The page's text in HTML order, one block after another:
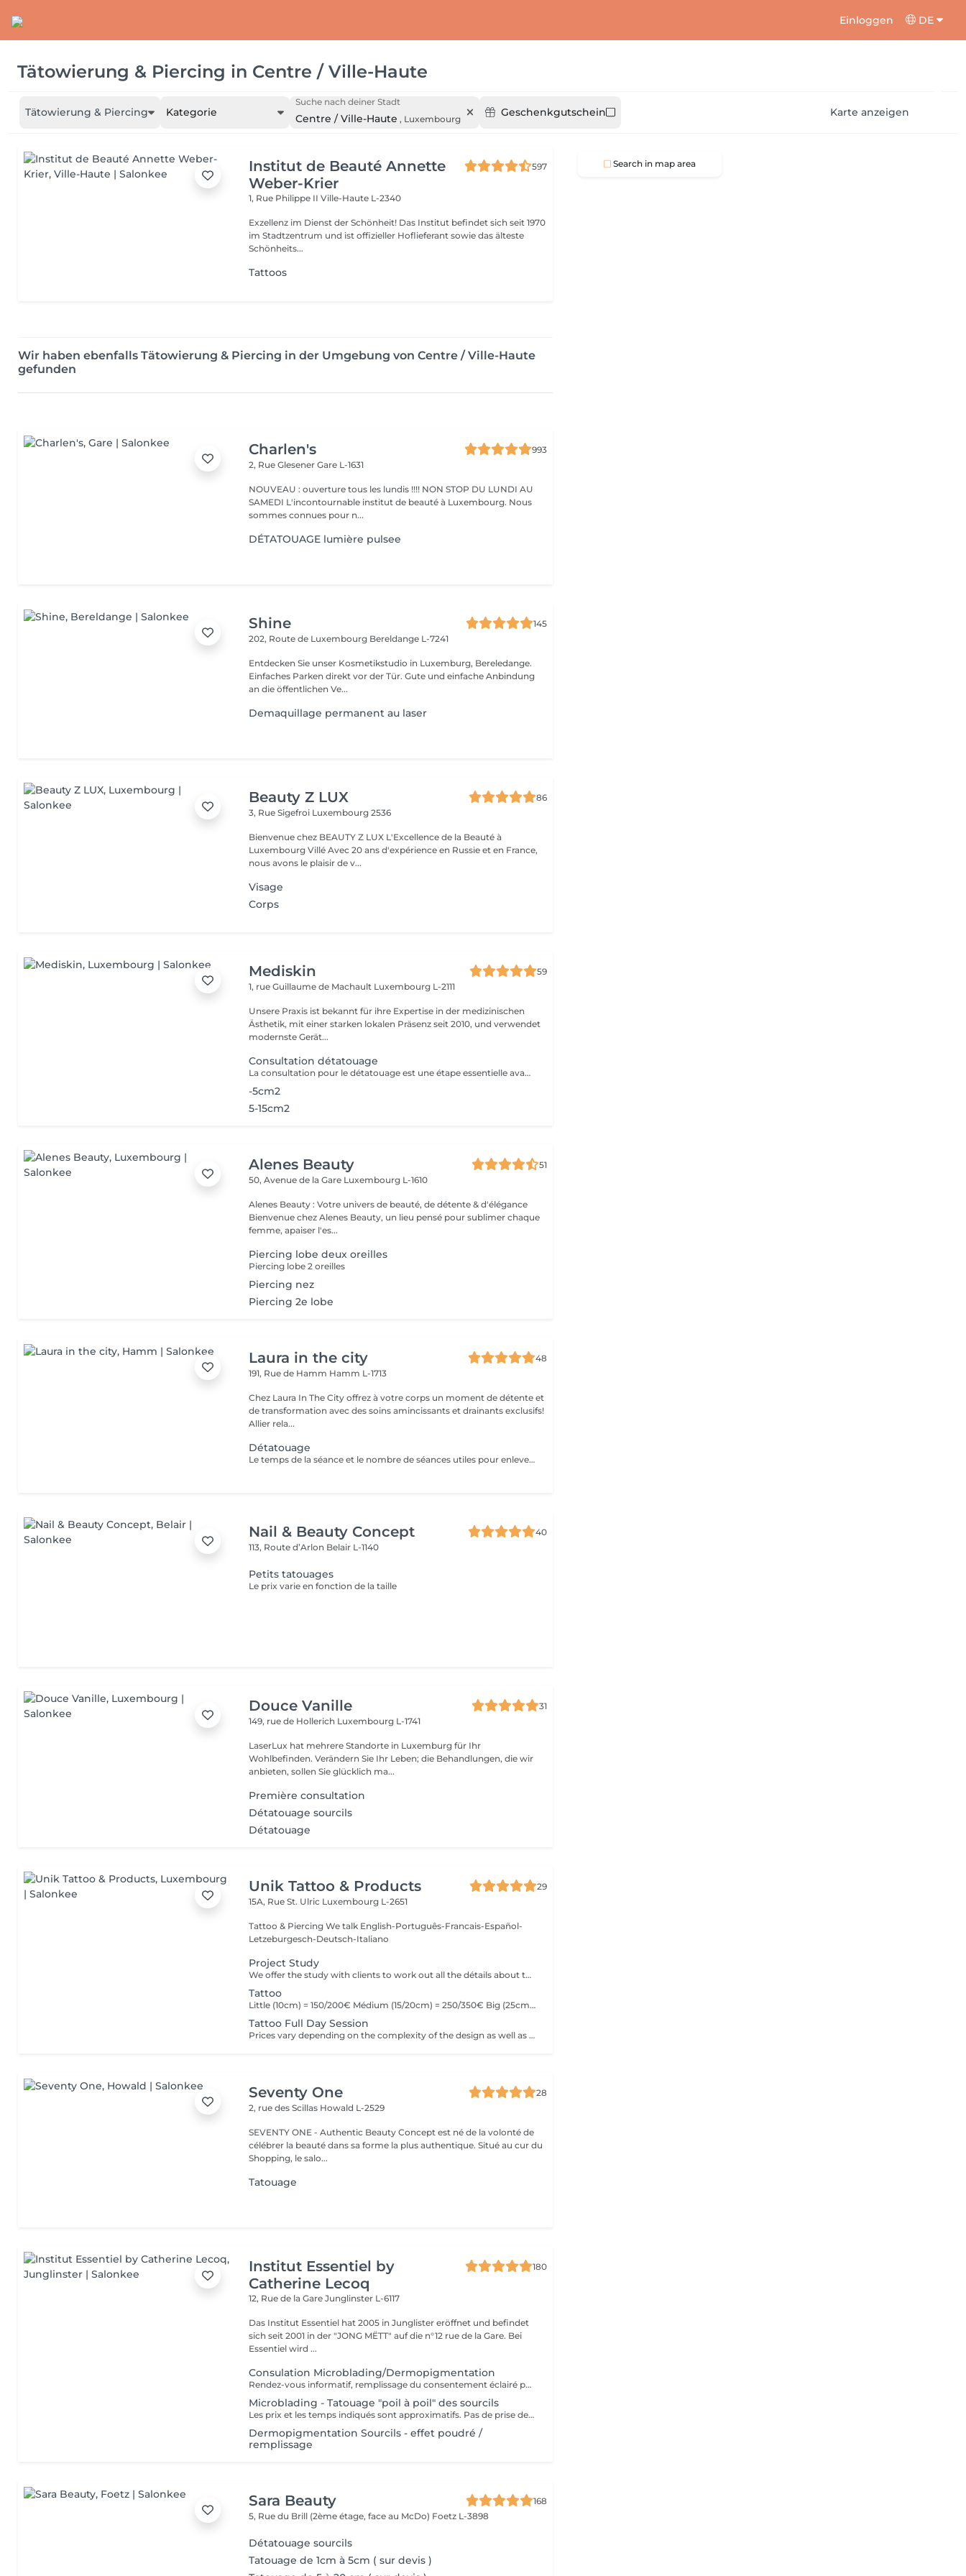
Einloggen DE
Tätowierung & Piercing in Centre / Ville-Haute
Tätowierung & Piercing Kategorie
Suche nach deiner Stadt
Centre / Ville-Haute , Luxembourg
Geschenkgutschein Karte anzeigen
Institut de Beauté Annette
Weber-Krier
597
1, Rue Philippe IIVille-Haute L-2340
Exzellenz im Dienst der Schönheit! Das Institut befindet sich seit 1970
im Stadtzentrum und ist offizieller Hoflieferant sowie das älteste
Schönheits...
Tattoos
Wir haben ebenfalls Tätowierung & Piercing in der Umgebung von Centre / Ville-Haute
gefunden
Charlen's
993
2, Rue GlesenerGare L-1631
NOUVEAU : ouverture tous les lundis !!!! NON STOP DU LUNDI AU
SAMEDI L'incontournable institut de beauté à Luxembourg. Nous
sommes connues pour n...
DÉTATOUAGE lumière pulsee
Shine
145
202, Route de Luxembourg Bereldange L-7241
Entdecken Sie unser Kosmetikstudio in Luxemburg, Bereledange.
Einfaches Parken direkt vor der Tür. Gute und einfache Anbindung
an die öffentlichen Ve...
Demaquillage permanent au laser
Beauty Z LUX
86
3, Rue Sigefroi Luxembourg 2536
Bienvenue chez BEAUTY Z LUX L'Excellence de la Beauté à
Luxembourg Villé Avec 20 ans d'expérience en Russie et en France,
nous avons le plaisir de v...
Visage
Corps
Mediskin
59
1, rue Guillaume de Machault Luxembourg L-2111
Unsere Praxis ist bekannt für ihre Expertise in der medizinischen
Ästhetik, mit einer starken lokalen Präsenz seit 2010, und verwendet
modernste Gerät...
Consultation détatouage
La consultation pour le détatouage est une étape essentielle avant le traitement. Elle permet d'évaluer la taille, les couleurs et la profondeur du tatouage, ainsi que le type de peau du patient. Le professionnel explique le déroulement du traitement, le nombre de séances nécessaires et les éventuels effets secondaires. C'est aussi le moment pour poser toutes vos questions et discuter des attentes en termes de résultats
-5cm2
5-15cm2
Alenes Beauty
51
50, Avenue de la Gare Luxembourg L-1610
Alenes Beauty : Votre univers de beauté, de détente & d'élégance
Bienvenue chez Alenes Beauty, un lieu pensé pour sublimer chaque
femme, apaiser l'es...
Piercing lobe deux oreilles
Piercing lobe 2 oreilles
Piercing nez
Piercing 2e lobe
Laura in the city
48
191, Rue de Hamm Hamm L-1713
Chez Laura In The City offrez à votre corps un moment de détente et
de transformation avec des soins amincissants et drainants exclusifs!
Allier rela...
Détatouage
Le temps de la séance et le nombre de séances utiles pour enlever le tatouage sont variables Le détatouage laser est une technique efficace qui fragmente les pigments d'encre sous la peau à l'aide de faisceaux de lumière, permettant ainsi au système immunitaire de les éliminer progressivement. Le processus nécessite généralement plusieurs séances, et son efficacité dépend de divers facteurs. Comment ça marche ? Le laser cible les particules d'encre et les chauffe pour les fragmenter en morceaux plus petits. Ces fragments sont ensuite naturellement évacués par le corps. Différents types de lasers, tels que le laser Picosure ou le laser Q-Switched, sont utilisés pour traiter efficacement différentes couleurs et profondeurs d'encre. Ce qu'il faut savoir Nombre de séances Le nombre de séances varie considérablement. Un tatouage amateur peut nécessiter 3 à 5 séances, tandis qu'un tatouage professionnel peut en exiger 4 à 12, voire plus, pour une disparition complète. Résultats progressifs L'éclaircissement de l'encre est visible après chaque séance, mais le tatouage complet s'estompe progressivement au fil du temps.
Nail & Beauty Concept
40
113, Route d’Arlon Belair L-1140
Petits tatouages
Le prix varie en fonction de la taille
Douce Vanille
31
149, rue de Hollerich Luxembourg L-1741
LaserLux hat mehrere Standorte in Luxemburg für Ihr
Wohlbefinden. Verändern Sie Ihr Leben; die Behandlungen, die wir
anbieten, sollen Sie glücklich ma...
Première consultation
Détatouage sourcils
Détatouage
Unik Tattoo & Products
29
15A, Rue St. Ulric Luxembourg L-2651
Tattoo & Piercing We talk English-Português-Francais-Español-
Letzeburgesch-Deutsch-Italiano
Project Study
We offer the study with clients to work out all the détails about their tattoo.
Tattoo
Little (10cm) = 150/200€ Médium (15/20cm) = 250/350€ Big (25cm/+) = start at 400€ Custom quotes per project! The prices vary depending on the complexity of the design as well as the área to be tattoed!
Tattoo Full Day Session
Prices vary depending on the complexity of the design as well as the área to be tattoed.
Seventy One
28
2, rue des Scillas Howald L-2529
SEVENTY ONE - Authentic Beauty Concept est né de la volonté de
célébrer la beauté dans sa forme la plus authentique. Situé au cur du
Shopping, le salo...
Tatouage
Institut Essentiel by
Catherine Lecoq
180
12, Rue de la GareJunglinster L-6117
Das Institut Essentiel hat 2005 in Junglister eröffnet und befindet
sich seit 2001 in der "JONG MËTT" auf die n°12 rue de la Gare. Bei
Essentiel wird ...
Consulation Microblading/Dermopigmentation
Rendez-vous informatif, remplissage du consentement éclairé pour la réalisation d'un acte de tatouage. Évaluation du tatouage à réaliser, choix de la technique la mieux adaptée. La consultation est considérée comme un acompte si prise de rendez-vous pour le tatouage endéans les 15 jours.
Microblading - Tatouage "poil à poil" des sourcils
Les prix et les temps indiqués sont approximatifs. Pas de prise de rendez-vous sans consultation préalable. Réservable en ligne ou par téléphone.
Dermopigmentation Sourcils - effet poudré /
remplissage
Sara Beauty
168
5, Rue du Brill (2ème étage, face au McDo) Foetz L-3898
Détatouage sourcils
Tatouage de 1cm à 5cm ( sur devis )
Search in map area